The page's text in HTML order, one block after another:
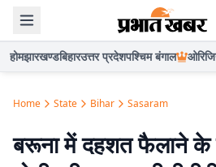
होमझारखण्डबिहारउत्तर प्रदेशपश्चिम बंगाल
Home State Bihar Sasaram
बरूना में दहशत फैलाने के